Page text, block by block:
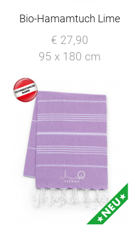
Bio-Hamamtuch Lime
€ 27,90
95 x 180 cm